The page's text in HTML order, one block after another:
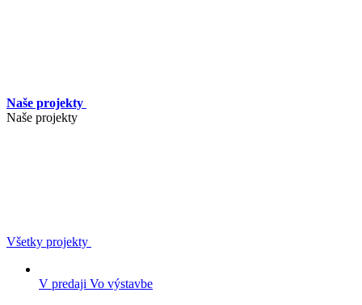
Naše projekty
Naše projekty
Všetky projekty
V predaji Vo výstavbe